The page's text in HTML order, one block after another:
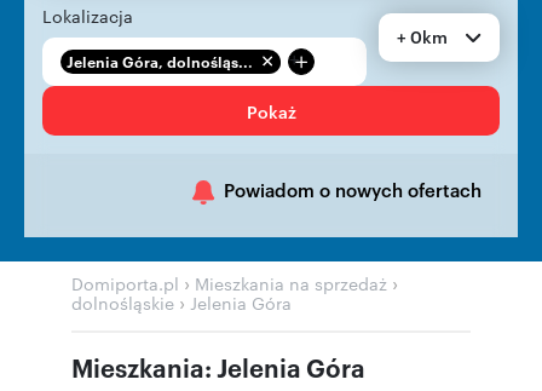
Lokalizacja
Jelenia Góra, dolnośląs... +
+ 0km
Pokaż
Powiadom o nowych ofertach
Domiporta.pl › Mieszkania na sprzedaż ›
dolnośląskie › Jelenia Góra
Mieszkania: Jelenia Góra